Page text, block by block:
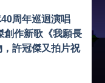
周年巡迴演唱
創作新歌《我願長
許冠傑又拍片祝